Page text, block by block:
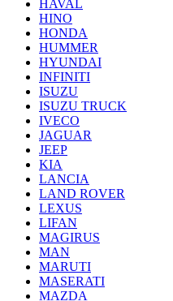
HAVAL
HINO
HONDA
HUMMER
HYUNDAI
INFINITI
ISUZU
ISUZU TRUCK
IVECO
JAGUAR
JEEP
KIA
LANCIA
LAND ROVER
LEXUS
LIFAN
MAGIRUS
MAN
MARUTI
MASERATI
MAZDA